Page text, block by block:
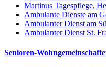
Martinus Tagespflege,
Ambulante Dienste am
Ambulanter Dienst am
Ambulanter Dienst St.
Senioren-